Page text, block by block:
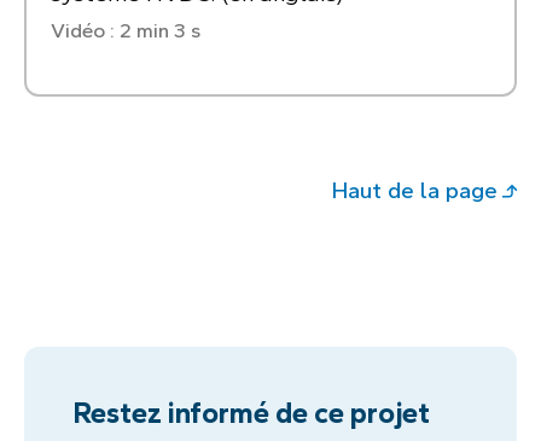
Vidéo : 2 min 3 s
Haut de la page
Restez informé de ce projet